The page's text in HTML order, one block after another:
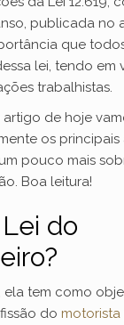
publicada no
que
lei, tendo em
trabalhistas.
artigo de hoje
os
pouco mais
Boa leitura!
do
ela tem como
do motorista